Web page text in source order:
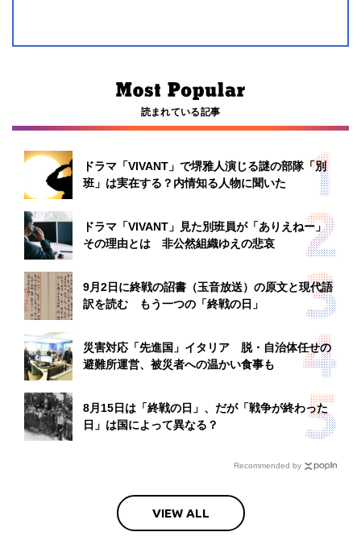
読まれている記事
ドラマ「VIVANT」で堺雅人演じる謎の部隊「別
班」は実在する？内情知る人物に聞いた
ドラマ「VIVANT」見た別班員が「ありえねー」
その理由とは 非公然組織ゆえの悲哀
9月2日に終戦の詔書（玉音放送）の原文と現代語
訳を読む もう一つの「終戦の日」
災害対応「先進国」イタリア 脱・自治体任せの
避難所運営、被災者への温かい食事も
8月15日は「終戦の日」、だが「戦争が終わった
日」は国によって異なる？
Recommended by
VIEW ALL